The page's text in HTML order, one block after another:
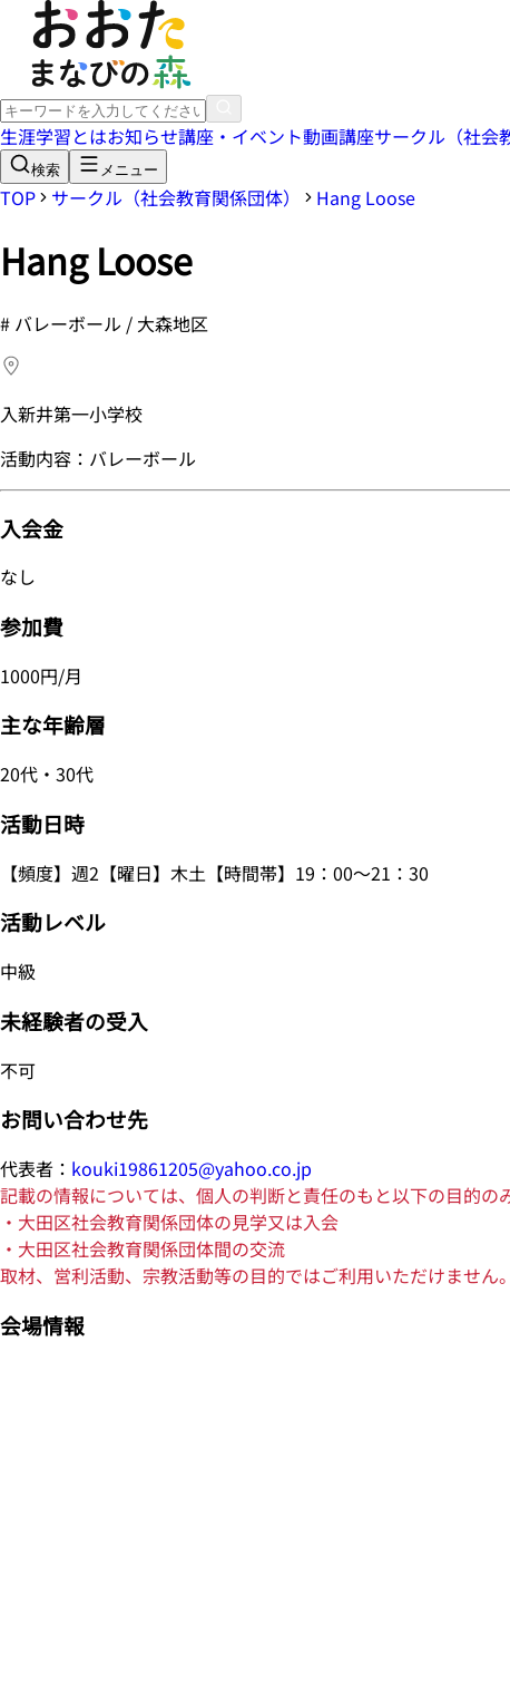
生涯学習とはお知らせ講座・イベント動画講座サークル（社会
検索 メニュー
TOP サークル（社会教育関係団体） Hang Loose
Hang Loose
# バレーボール / 大森地区
入新井第一小学校
活動内容：バレーボール
入会金
なし
参加費
1000円/月
主な年齢層
20代・30代
活動日時
【頻度】週2【曜日】木土【時間帯】19：00～21：30
活動レベル
中級
未経験者の受入
不可
お問い合わせ先
代表者： kouki19861205@yahoo.co.jp
記載の情報については、個人の判断と責任のもと以下の目的の
・大田区社会教育関係団体の見学又は入会
・大田区社会教育関係団体間の交流
取材、営利活動、宗教活動等の目的ではご利用いただけません。
会場情報